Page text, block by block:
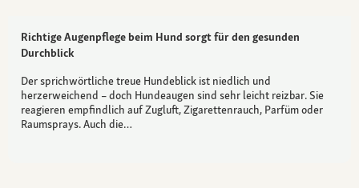
Richtige Augenpflege beim Hund sorgt für den gesunden
Durchblick
Der sprichwörtliche treue Hundeblick ist niedlich und
herzerweichend – doch Hundeaugen sind sehr leicht reizbar. Sie
reagieren empfindlich auf Zugluft, Zigarettenrauch, Parfüm oder
Raumsprays. Auch die…